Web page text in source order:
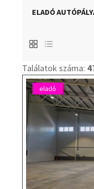
ELADÓ
Találatok száma:
eladó